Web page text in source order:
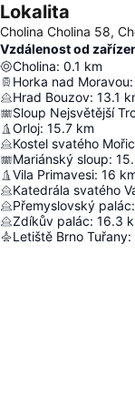
Lokalita
Cholina Cholina 58,
Vzdálenost od
Cholina: 0.1 km
Horka nad Moravou:
Hrad Bouzov: 13.1
Sloup Nejsvětější
Orloj: 15.7 km
Kostel svatého
Mariánský sloup:
Vila Primavesi: 16
Katedrála svatého
Přemyslovský palác:
Zdíkův palác: 16.3
Letiště Brno Tuřany: